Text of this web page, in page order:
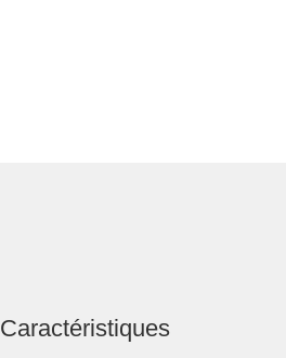
Caractéristiques